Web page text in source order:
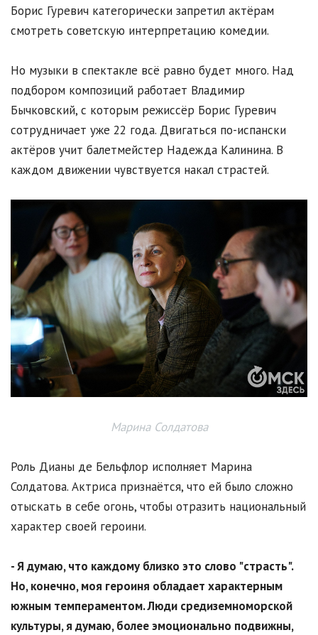
Борис Гуревич категорически запретил актёрам
смотреть советскую интерпретацию комедии.
Но музыки в спектакле всё равно будет много. Над
подбором композиций работает Владимир
Бычковский, с которым режиссёр Борис Гуревич
сотрудничает уже 22 года. Двигаться по-испански
актёров учит балетмейстер Надежда Калинина. В
каждом движении чувствуется накал страстей.
Марина Солдатова
Роль Дианы де Бельфлор исполняет Марина
Солдатова. Актриса признаётся, что ей было сложно
отыскать в себе огонь, чтобы отразить национальный
характер своей героини.
- Я думаю, что каждому близко это слово "страсть".
Но, конечно, моя героиня обладает характерным
южным темпераментом. Люди средиземноморской
культуры, я думаю, более эмоционально подвижны,